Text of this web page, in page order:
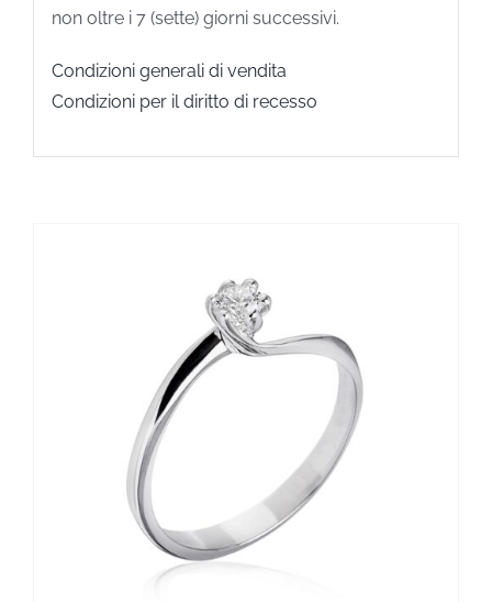
non oltre i 7 (sette) giorni successivi.
Condizioni generali di vendita
Condizioni per il diritto di recesso